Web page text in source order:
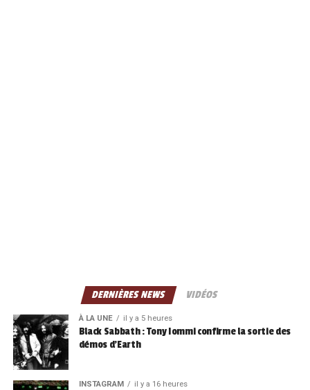
DERNIÈRES NEWS VIDÉOS
À LA UNE il y a 5 heures
Black Sabbath : Tony Iommi confirme la sortie des
démos d’Earth
INSTAGRAM il y a 16 heures